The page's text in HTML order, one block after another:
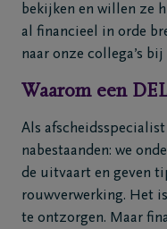
bekijken en willen ze
al financieel in orde
naar onze collega’s
Waarom een
Als
nabestaanden: we
de uitvaart en geven
rouwverwerking. Het
te ontzorgen. Maar